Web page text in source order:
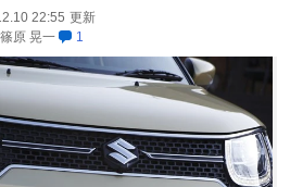
22:55 更新
原 晃一
1